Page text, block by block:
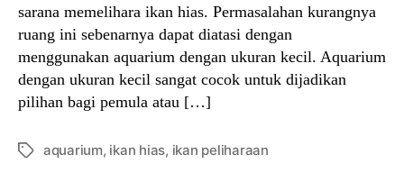
sarana memelihara ikan hias. Permasalahan kurangnya
ruang ini sebenarnya dapat diatasi dengan
menggunakan aquarium dengan ukuran kecil. Aquarium
dengan ukuran kecil sangat cocok untuk dijadikan
pilihan bagi pemula atau […]
Tagsaquarium, ikan hias, ikan peliharaan